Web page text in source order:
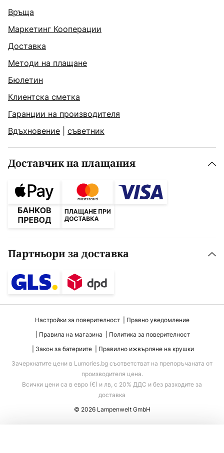
Връща
Маркетинг Кооперации
Доставка
Методи на плащане
Бюлетин
Клиентска сметка
Гаранции на производителя
Вдъхновение
съветник
Доставчик на плащания
Партньори за доставка
Настройки за поверителност
Правно уведомление
Правила на магазина
Политика за поверителност
Закон за батериите
Правилно ижвърляне на крушки
Зачеркнатите цени в Lumories.bg съответстват на препоръчаната от
производителя цена.
Всички цени са в евро (€) и лв, с 20% ДДС и без разходите за
доставка
© 2026 Lampenwelt GmbH